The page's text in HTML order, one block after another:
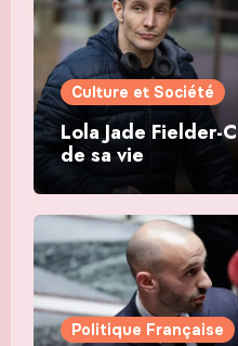
Culture et Société
Lola Jade Fielder-
de sa vie
Politique Française